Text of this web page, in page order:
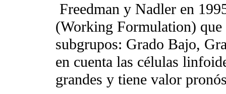
Freedman y Nadler en
(Working Formulation)
subgrupos: Grado Bajo,
en cuenta las células
grandes y tiene valor